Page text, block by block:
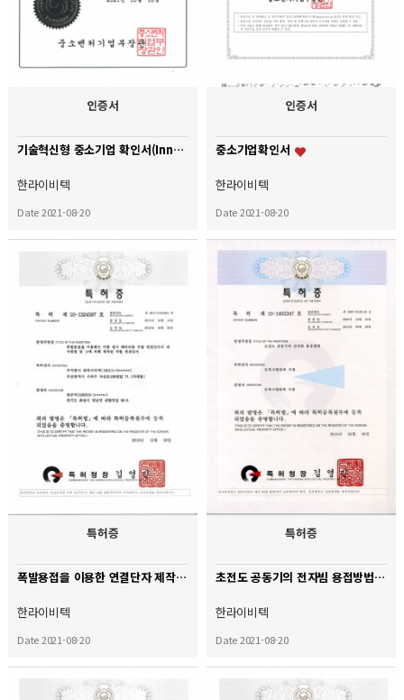
인증서
기술혁신형 중소기업 확인서(Inno-Biz)
한라이비텍
Date 2021-08-20
인증서
중소기업확인서
한라이비텍
Date 2021-08-20
특허증
폭발용접을 이용한 연결단자 제작법
한라이비텍
Date 2021-08-20
특허증
초전도 공동기의 전자빔 용접방법
한라이비텍
Date 2021-08-20